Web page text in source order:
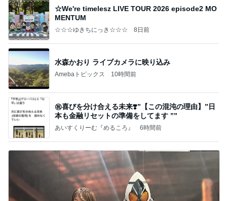
☆We're timelesz LIVE TOUR 2026 episode2 MO
MENTUM
☆☆☆ゆきちにっき☆☆☆ 8日前
水森かおり ライブカメラに映り込み
Amebaトピックス 10時間前
㊗️喜びを分け合える未来❣️”【この混沌の理由】”⽇
本も⾦融リセットの準備をしてます ””
あいすくりーむ『めるころ』 6時間前